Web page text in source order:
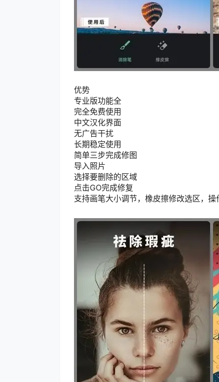
优势
专业版功能全
完全免费使用
中文汉化界面
无广告干扰
长期稳定使用
简单三步完成修图
导入照片
选择要删除的区域
点击GO完成修复
支持画笔大小调节，橡皮擦修改选区，操